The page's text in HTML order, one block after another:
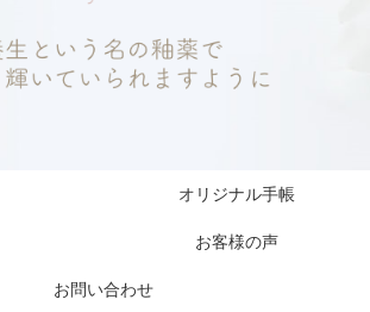
オリジナル手帳
お客様の声
お問い合わせ